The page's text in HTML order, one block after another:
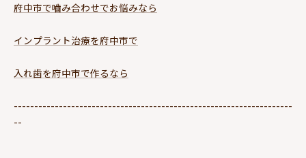
府中市で嚙み合わせでお悩みなら
インプラント治療を府中市で
入れ歯を府中市で作るなら
--------------------------------------------------------------------
--